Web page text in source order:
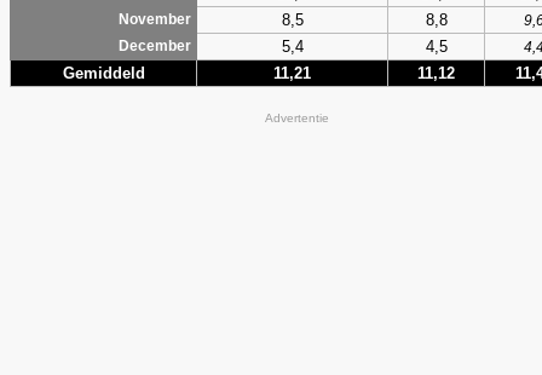
November
8,5 8,8
December
5,4 4,5
Gemiddeld 11,21 11,12
Advertentie